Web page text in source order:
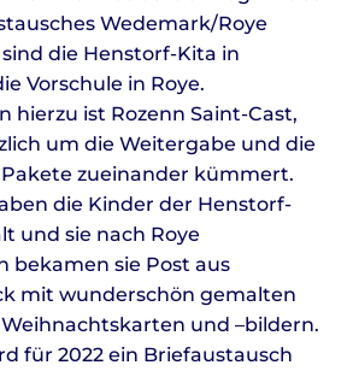
Wedemark/Roye
die Henstorf-Kita in
Vorschule in Roye.
hierzu ist Rozenn Saint-Cast,
um die Weitergabe und die
zueinander kümmert.
die Kinder der Henstorf-
und sie nach Roye
bekamen sie Post aus
mit wunderschön gemalten
und –bildern.
für 2022 ein Briefaustausch